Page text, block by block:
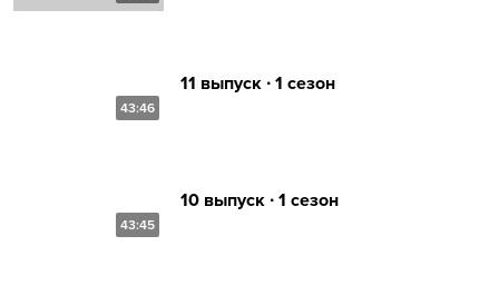
43:46
11 выпуск ∙ 1 сезон
43:45
10 выпуск ∙ 1 сезон